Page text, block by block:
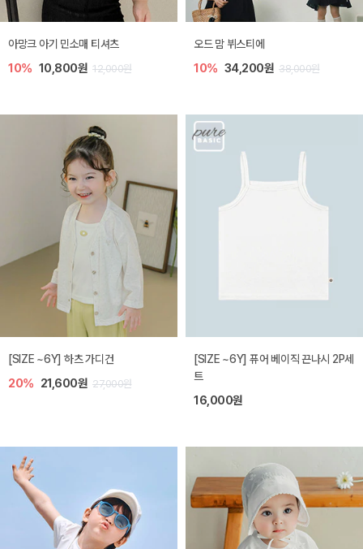
아망크 아기 민소매 티셔츠
10% 10,800원 12,000원
오드 맘 뷔스티에
10% 34,200원 38,000원
[SIZE ~6Y] 하츠 가디건
20% 21,600원 27,000원
[SIZE ~6Y] 퓨어 베이직 끈나시 2P세
트
16,000원